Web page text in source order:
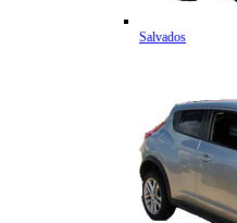
Salvados